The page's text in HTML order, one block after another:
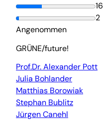
16
2
Angenommen
GRÜNE/future!
Prof.Dr. Alexander Pott
Julia Bohlander
Matthias Borowiak
Stephan Bublitz
Jürgen Canehl